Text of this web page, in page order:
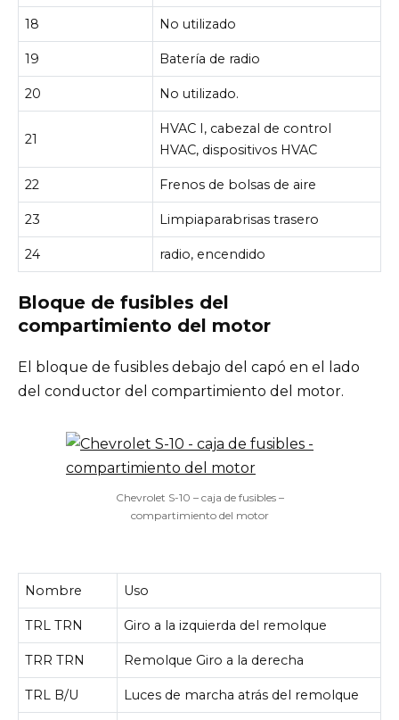
18 No utilizado
19 Batería de radio
20 No utilizado.
21
HVAC I, cabezal de control
HVAC, dispositivos HVAC
22 Frenos de bolsas de aire
23 Limpiaparabrisas trasero
24 radio, encendido
Bloque de fusibles del
compartimiento del motor
El bloque de fusibles debajo del capó en el lado
del conductor del compartimiento del motor.
Chevrolet S-10 – caja de fusibles –
compartimiento del motor
Nombre Uso
TRL TRN Giro a la izquierda del remolque
TRR TRN Remolque Giro a la derecha
TRL B/U Luces de marcha atrás del remolque